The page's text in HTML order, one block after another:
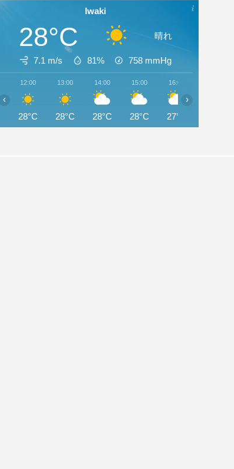
Iwaki
28°C 晴れ
7.1 m/s 81% 758 mmHg
12:00
28°C
13:00
28°C
14:00
28°C
15:00
28°C
16:00
27°C
‹ ›